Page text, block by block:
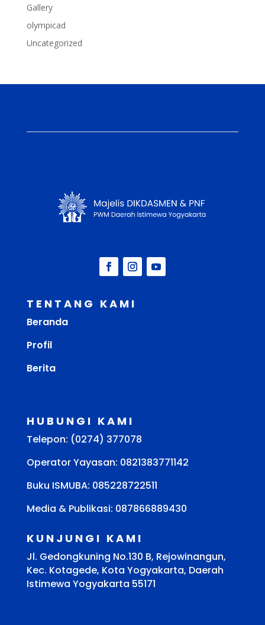
Gallery
olympicad
Uncategorized
TENTANG KAMI
Beranda
Profil
Berita
HUBUNGI KAMI
Telepon: (0274) 377078
Operator Yayasan: 0821383771142
Buku ISMUBA: 085228722511
Media & Publikasi: 087866889430
KUNJUNGI KAMI
Jl. Gedongkuning No.130 B, Rejowinangun,
Kec. Kotagede, Kota Yogyakarta, Daerah
Istimewa Yogyakarta 55171